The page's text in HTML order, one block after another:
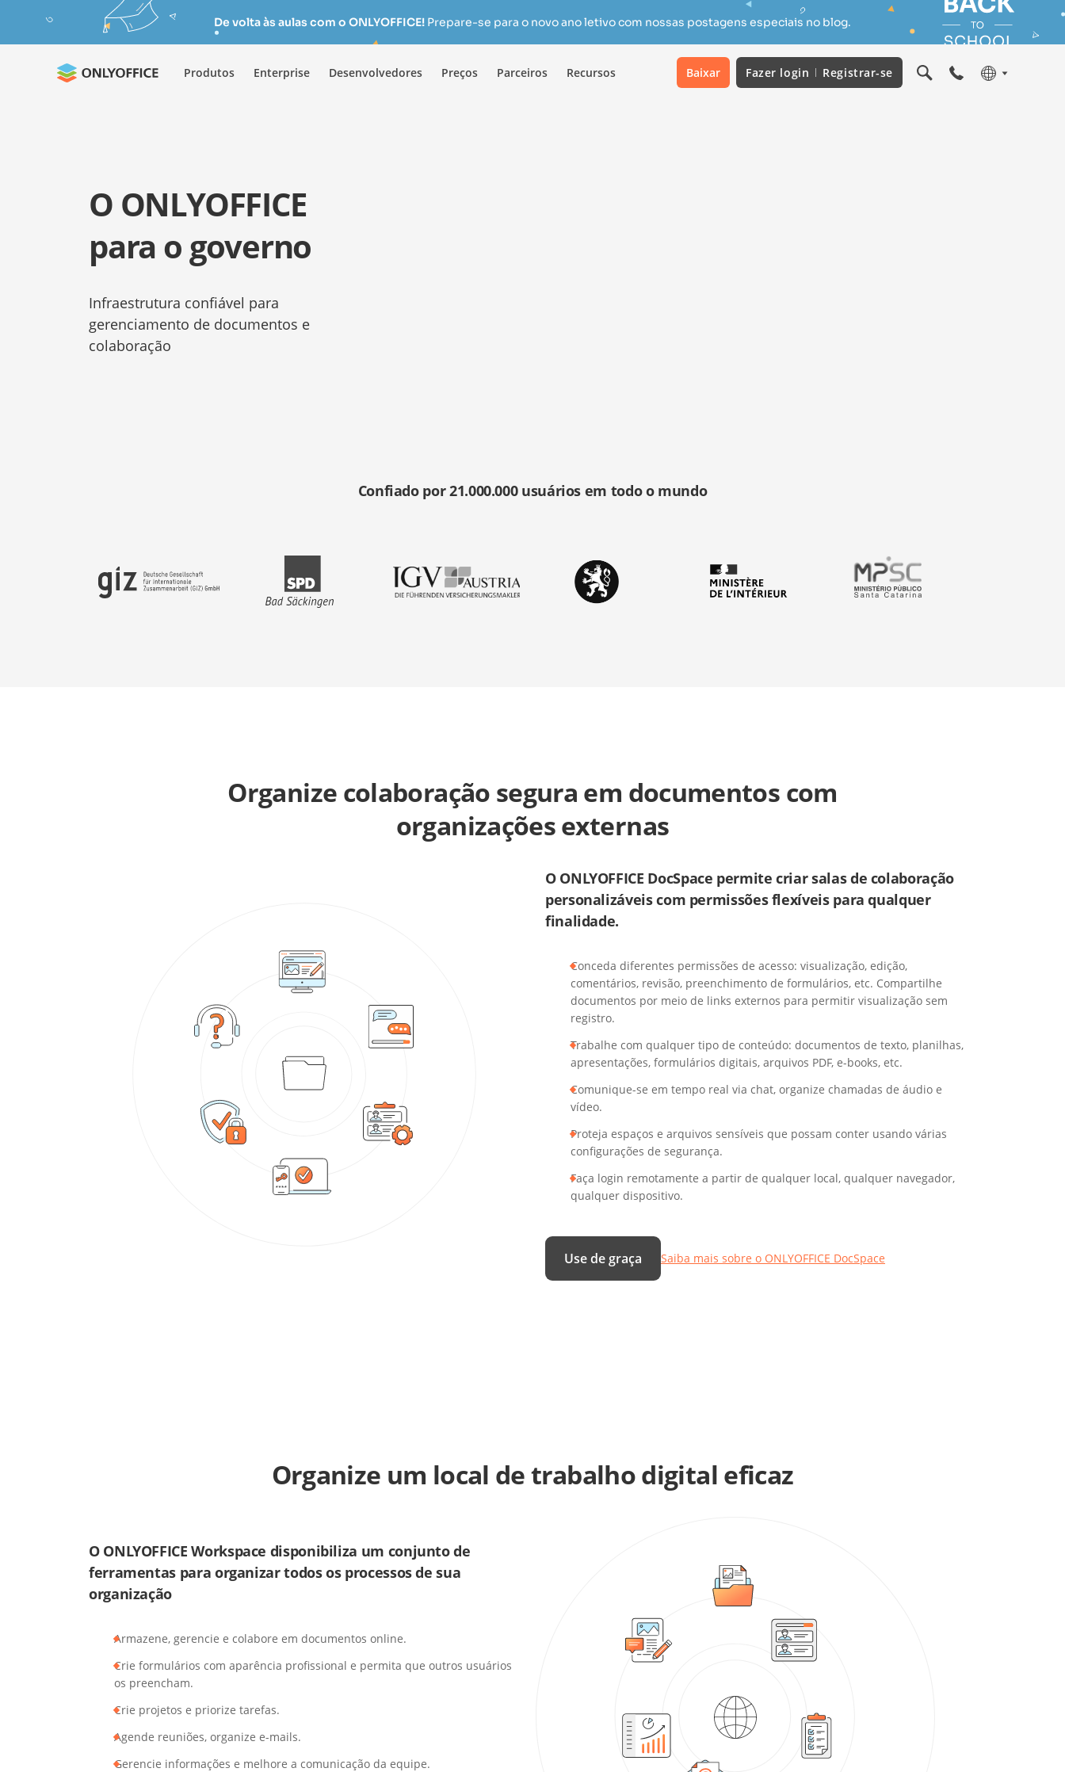
De volta às aulas com o ONLYOFFICE! Prepare-se para o novo ano letivo com nossas postagens especiais no blog.
Produtos Enterprise Desenvolvedores Preços Parceiros Recursos Baixar Fazer login Registrar-se
O ONLYOFFICE
para o governo
Infraestrutura confiável para
gerenciamento de documentos e
colaboração
Confiado por 21.000.000 usuários em todo o mundo
Organize colaboração segura em documentos com
organizações externas
O ONLYOFFICE DocSpace permite criar salas de colaboração
personalizáveis com permissões flexíveis para qualquer
finalidade.
Conceda diferentes permissões de acesso: visualização, edição,
comentários, revisão, preenchimento de formulários, etc. Compartilhe
documentos por meio de links externos para permitir visualização sem
registro.
Trabalhe com qualquer tipo de conteúdo: documentos de texto, planilhas,
apresentações, formulários digitais, arquivos PDF, e-books, etc.
Comunique-se em tempo real via chat, organize chamadas de áudio e
vídeo.
Proteja espaços e arquivos sensíveis que possam conter usando várias
configurações de segurança.
Faça login remotamente a partir de qualquer local, qualquer navegador,
qualquer dispositivo.
Use de graça Saiba mais sobre o ONLYOFFICE DocSpace
Organize um local de trabalho digital eficaz
O ONLYOFFICE Workspace disponibiliza um conjunto de
ferramentas para organizar todos os processos de sua
organização
Armazene, gerencie e colabore em documentos online.
Crie formulários com aparência profissional e permita que outros usuários
os preencham.
Crie projetos e priorize tarefas.
Agende reuniões, organize e-mails.
Gerencie informações e melhore a comunicação da equipe.